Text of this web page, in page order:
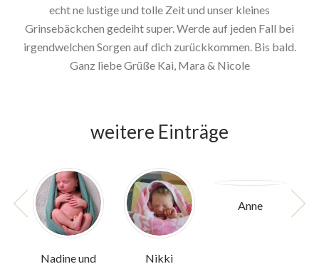
echt ne lustige und tolle Zeit und unser kleines
Grinsebäckchen gedeiht super. Werde auf jeden Fall bei
irgendwelchen Sorgen auf dich zurückkommen. Bis bald.
Ganz liebe Grüße Kai, Mara & Nicole
weitere Einträge
Nadine und
Nikki
Anne